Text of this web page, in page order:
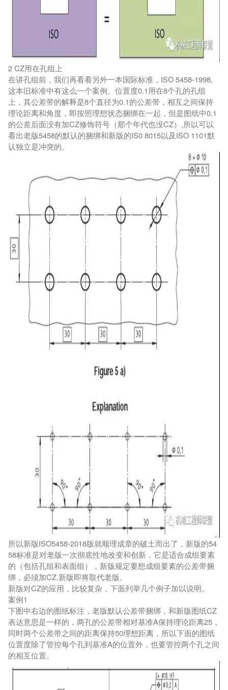
2 CZ用在孔组上
在讲孔组前，我们再看看另外一本国际标准，ISO 5458-1998,
这本旧标准中有这么一个案例。位置度0.1用在8个孔的孔组
上，其公差带的解释是8个直径为0.1的公差带，相互之间保持
理论距离和角度，即按照理想状态捆绑在一起，但是图纸中0.1
的公差后面没有加CZ修饰符号（那个年代也没CZ）,所以可以
看出老版5458的默认的捆绑和新版的IS0 8015以及ISO 1101默
认独立是冲突的。
所以新版ISO5458-2018版就顺理成章的破土而出了，新版的54
58标准是对老版一次彻底性地改变和创新，它是适合成组要素
的（包括孔组和表面组），新版规定要想成组要素的公差带捆
绑，必须加CZ.新版即将取代老版。
新版对CZ的应用，比较复杂，下面列举几个例子加以说明。
案例1
下图中右边的图纸标注，老版默认公差带捆绑，和新版图纸CZ
表达意思是一样的，两孔的公差带相对基准A保持理论距离25，
同时两个公差带之间的距离保持50理想距离，所以下面的图纸
位置度除了管控每个孔到基准A的位置外，也要管控两个孔之间
的相互位置。